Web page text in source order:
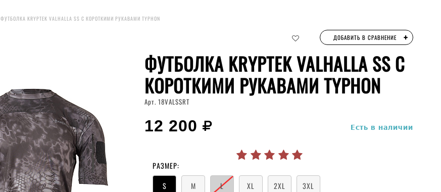
ФУТБОЛКА KRYPTEK VALHALLA SS С КОРОТКИМИ РУКАВАМИ TYPHON
ДОБАВИТЬ В СРАВНЕНИЕ +
ФУТБОЛКА KRYPTEK VALHALLA SS С
КОРОТКИМИ РУКАВАМИ TYPHON
Арт. 18VALSSRT
12 200 Есть в наличии
РАЗМЕР:
S
M L XL 2XL 3XL